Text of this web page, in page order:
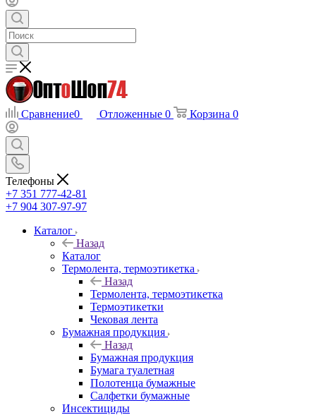
Сравнение0 Отложенные 0 Корзина 0
Телефоны
+7 351 777-42-81
+7 904 307-97-97
Каталог
Назад
Каталог
Термолента, термоэтикетка
Назад
Термолента, термоэтикетка
Термоэтикетки
Чековая лента
Бумажная продукция
Назад
Бумажная продукция
Бумага туалетная
Полотенца бумажные
Салфетки бумажные
Инсектициды